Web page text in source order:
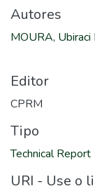
Autores
MOURA, Ubiraci
Editor
CPRM
Tipo
Technical Report
URI - Use o